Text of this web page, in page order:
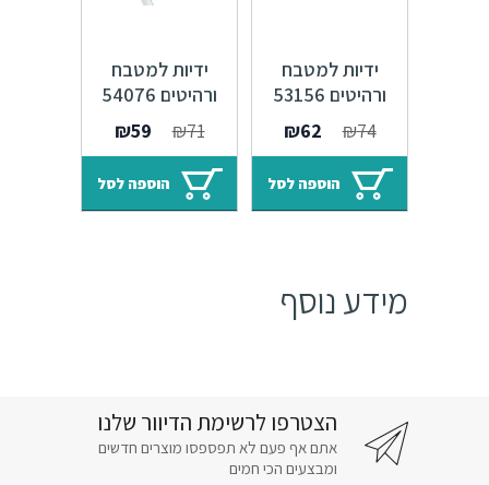
ידיות למטבח
ורהיטים 53156
מ"מ ברזל עתיק
F22 Swan
₪74
המחיר
המקורי
היה:
₪74.
₪62
הנוכחי
הוא:
₪62.
הוספה לסל
ידיות למטבח
ורהיטים 54076
מ"מ ברזל עתיק
F22
₪71
המחיר
המקורי
היה:
₪71.
₪59
הנוכחי
הוא:
₪59.
הוספה לסל
מידע נוסף
הצטרפו לרשימת הדיוור שלנו
אתם אף פעם לא תפספסו מוצרים חדשים
ומבצעים הכי חמים